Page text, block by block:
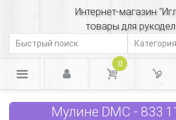
Интернет-магазин
товары для
0
Мулине DMC - 833